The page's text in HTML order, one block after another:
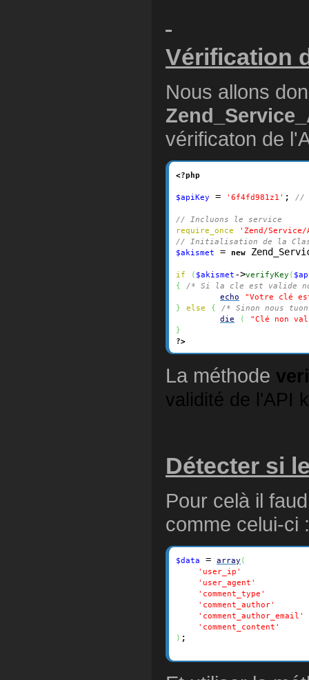
Vérification
Nous allons
vérificaton de
<?php
$apiKey = '6f4fd981z1' ; //
// Incluons le service
require_once
'Zend/Service/
// Initialisation de la Class
$akismet
= new
if ( $akismet ->verifyKey (
{
/* Si la cle est valide
echo
"Votre clé
}
else {
/* Sinon nous
die
(
"Clé non
}
?>
La méthode
validité de l'API
Détecter si
Pour celà il
comme celui-ci :
$data = array (
'user_ip'
'user_agent'
'comment_type'
'comment_author'
'comment_author_email'
'comment_content'
) ;